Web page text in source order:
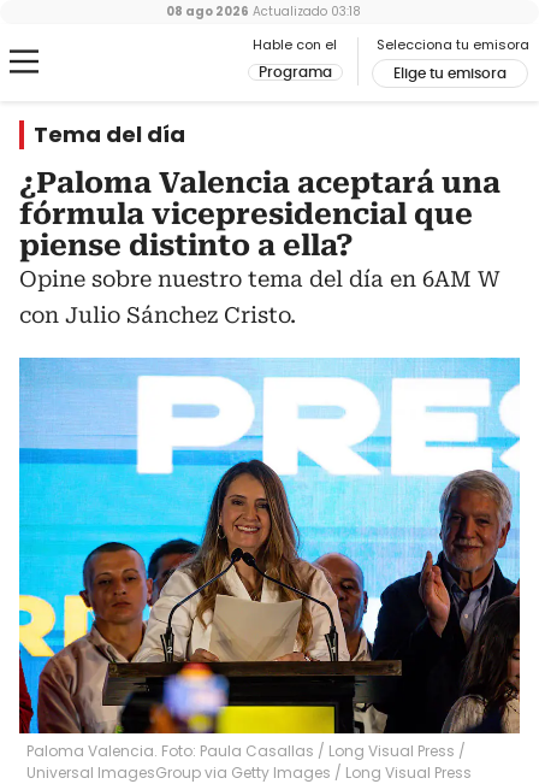
Hable con el
Programa
Selecciona tu emisora
Elige tu emisora
08 ago 2026 Actualizado 03:18
Tema del día
¿Paloma Valencia aceptará una
fórmula vicepresidencial que
piense distinto a ella?
Opine sobre nuestro tema del día en 6AM W
con Julio Sánchez Cristo.
Paloma Valencia. Foto: Paula Casallas / Long Visual Press /
Universal ImagesGroup via Getty Images / Long Visual Press